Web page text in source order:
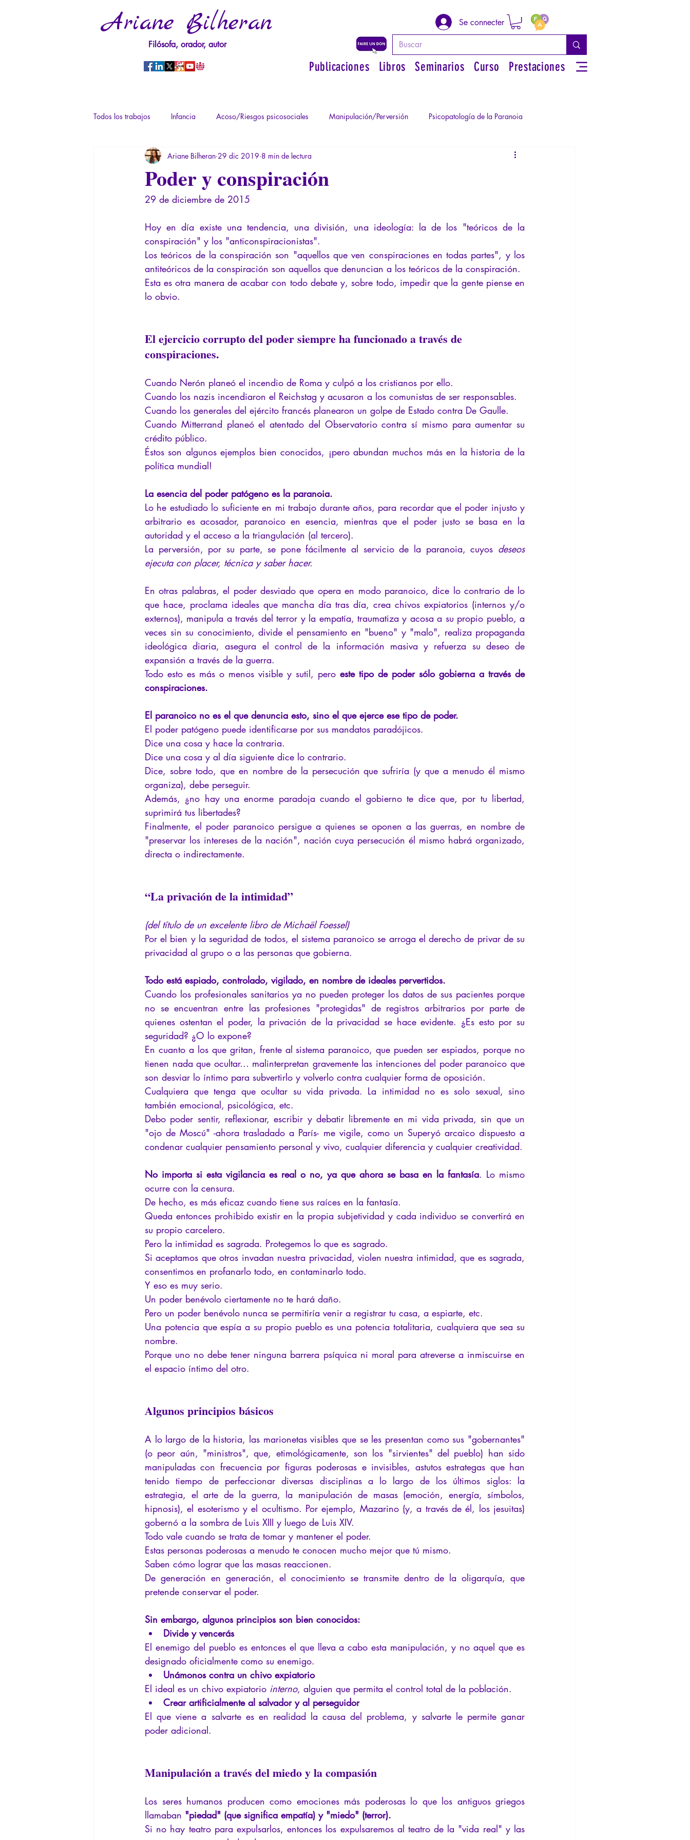
Ariane Bilheran
Filósofa, orador, autor
Se connecter
Publicaciones Libros Seminarios Curso Prestaciones
Todos los trabajos Infancia Acoso/Riesgos psicosociales Manipulación/Perversión Psicopatología de la Paranoia
Psicopatología del Poder Traumatismo Psicopatología de la Autoridad
Derechos sexuales/Educación sexual
Filosofando por los mitos griegos La Licorne La Lucarne
Conferencias Inteligencia artificial
Poder y conspiración
Ariane Bilheran 29 dic 2019 8 min de lectura
29 de diciembre de 2015
Hoy en día existe una tendencia, una división, una ideología: la de los "teóricos de la
conspiración" y los "anticonspiracionistas".
Los teóricos de la conspiración son "aquellos que ven conspiraciones en todas partes", y los
antiteóricos de la conspiración son aquellos que denuncian a los teóricos de la conspiración.
Esta es otra manera de acabar con todo debate y, sobre todo, impedir que la gente piense en
lo obvio.
El ejercicio corrupto del poder siempre ha funcionado a través de
conspiraciones.
Cuando Nerón planeó el incendio de Roma y culpó a los cristianos por ello.
Cuando los nazis incendiaron el Reichstag y acusaron a los comunistas de ser responsables.
Cuando los generales del ejército francés planearon un golpe de Estado contra De Gaulle.
Cuando Mitterrand planeó el atentado del Observatorio contra sí mismo para aumentar su
crédito público.
Éstos son algunos ejemplos bien conocidos, ¡pero abundan muchos más en la historia de la
política mundial!
La esencia del poder patógeno es la paranoia.
Lo he estudiado lo suficiente en mi trabajo durante años, para recordar que el poder injusto y
arbitrario es acosador, paranoico en esencia, mientras que el poder justo se basa en la
autoridad y el acceso a la triangulación (al tercero).
La perversión, por su parte, se pone fácilmente al servicio de la paranoia, cuyos deseos
ejecuta con placer, técnica y saber hacer.
En otras palabras, el poder desviado que opera en modo paranoico, dice lo contrario de lo
que hace, proclama ideales que mancha día tras día, crea chivos expiatorios (internos y/o
externos), manipula a través del terror y la empatía, traumatiza y acosa a su propio pueblo, a
veces sin su conocimiento, divide el pensamiento en "bueno" y "malo", realiza propaganda
ideológica diaria, asegura el control de la información masiva y refuerza su deseo de
expansión a través de la guerra.
Todo esto es más o menos visible y sutil, pero este tipo de poder sólo gobierna a través de
conspiraciones.
El paranoico no es el que denuncia esto, sino el que ejerce ese tipo de poder.
El poder patógeno puede identificarse por sus mandatos paradójicos.
Dice una cosa y hace la contraria.
Dice una cosa y al día siguiente dice lo contrario.
Dice, sobre todo, que en nombre de la persecución que sufriría (y que a menudo él mismo
organiza), debe perseguir.
Además, ¿no hay una enorme paradoja cuando el gobierno te dice que, por tu libertad,
suprimirá tus libertades?
Finalmente, el poder paranoico persigue a quienes se oponen a las guerras, en nombre de
"preservar los intereses de la nación", nación cuya persecución él mismo habrá organizado,
directa o indirectamente.
“La privación de la intimidad”
(del título de un excelente libro de Michaël Foessel)
Por el bien y la seguridad de todos, el sistema paranoico se arroga el derecho de privar de su
privacidad al grupo o a las personas que gobierna.
Todo está espiado, controlado, vigilado, en nombre de ideales pervertidos.
Cuando los profesionales sanitarios ya no pueden proteger los datos de sus pacientes porque
no se encuentran entre las profesiones "protegidas" de registros arbitrarios por parte de
quienes ostentan el poder, la privación de la privacidad se hace evidente. ¿Es esto por su
seguridad? ¿O lo expone?
En cuanto a los que gritan, frente al sistema paranoico, que pueden ser espiados, porque no
tienen nada que ocultar… malinterpretan gravemente las intenciones del poder paranoico que
son desviar lo íntimo para subvertirlo y volverlo contra cualquier forma de oposición.
Cualquiera que tenga que ocultar su vida privada. La intimidad no es solo sexual, sino
también emocional, psicológica, etc.
Debo poder sentir, reflexionar, escribir y debatir libremente en mi vida privada, sin que un
"ojo de Moscú" -ahora trasladado a París- me vigile, como un Superyó arcaico dispuesto a
condenar cualquier pensamiento personal y vivo, cualquier diferencia y cualquier creatividad.
No importa si esta vigilancia es real o no, ya que ahora se basa en la fantasía. Lo mismo
ocurre con la censura.
De hecho, es más eficaz cuando tiene sus raíces en la fantasía.
Queda entonces prohibido existir en la propia subjetividad y cada individuo se convertirá en
su propio carcelero.
Pero la intimidad es sagrada. Protegemos lo que es sagrado.
Si aceptamos que otros invadan nuestra privacidad, violen nuestra intimidad, que es sagrada,
consentimos en profanarlo todo, en contaminarlo todo.
Y eso es muy serio.
Un poder benévolo ciertamente no te hará daño.
Pero un poder benévolo nunca se permitiría venir a registrar tu casa, a espiarte, etc.
Una potencia que espía a su propio pueblo es una potencia totalitaria, cualquiera que sea su
nombre.
Porque uno no debe tener ninguna barrera psíquica ni moral para atreverse a inmiscuirse en
el espacio íntimo del otro.
Algunos principios básicos
A lo largo de la historia, las marionetas visibles que se les presentan como sus "gobernantes"
(o peor aún, "ministros", que, etimológicamente, son los "sirvientes" del pueblo) han sido
manipuladas con frecuencia por figuras poderosas e invisibles, astutos estrategas que han
tenido tiempo de perfeccionar diversas disciplinas a lo largo de los últimos siglos: la
estrategia, el arte de la guerra, la manipulación de masas (emoción, energía, símbolos,
hipnosis), el esoterismo y el ocultismo. Por ejemplo, Mazarino (y, a través de él, los jesuitas)
gobernó a la sombra de Luis XIII y luego de Luis XIV.
Todo vale cuando se trata de tomar y mantener el poder.
Estas personas poderosas a menudo te conocen mucho mejor que tú mismo.
Saben cómo lograr que las masas reaccionen.
De generación en generación, el conocimiento se transmite dentro de la oligarquía, que
pretende conservar el poder.
Sin embargo, algunos principios son bien conocidos:
Divide y vencerás
El enemigo del pueblo es entonces el que lleva a cabo esta manipulación, y no aquel que es
designado oficialmente como su enemigo.
Unámonos contra un chivo expiatorio
El ideal es un chivo expiatorio interno, alguien que permita el control total de la población.
Crear artificialmente al salvador y al perseguidor
El que viene a salvarte es en realidad la causa del problema, y salvarte le permite ganar
poder adicional.
Manipulación a través del miedo y la compasión
Los seres humanos producen como emociones más poderosas lo que los antiguos griegos
llamaban "piedad" (que significa empatía) y "miedo" (terror).
Si no hay teatro para expulsarlos, entonces los expulsaremos al teatro de la "vida real" y las